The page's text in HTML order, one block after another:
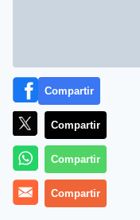
Mientras remuevo el
Compartir
Compartir
Compartir
Compartir